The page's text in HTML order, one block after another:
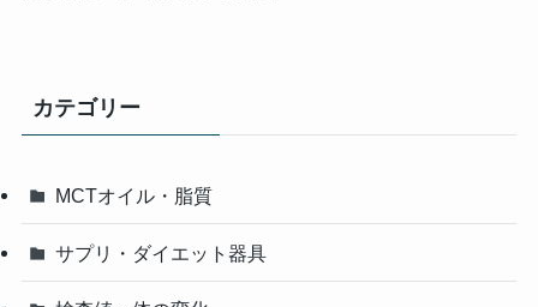
カテゴリー
MCTオイル・脂質
サプリ・ダイエット器具